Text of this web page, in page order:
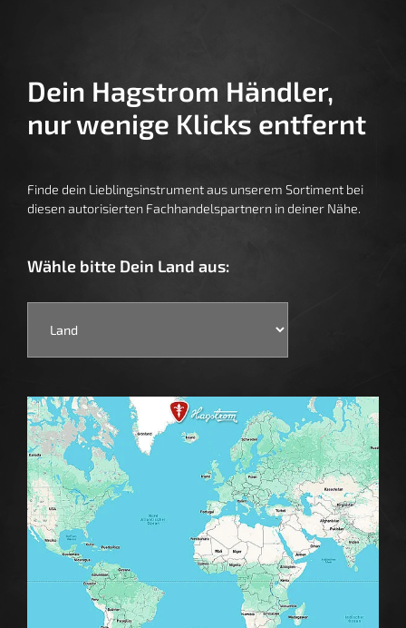
Dein Hagstrom Händler,
nur wenige Klicks entfernt
Finde dein Lieblingsinstrument aus unserem Sortiment bei
diesen autorisierten Fachhandelspartnern in deiner Nähe.
Wähle bitte Dein Land aus: